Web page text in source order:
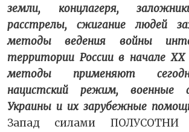
земли, концлагеря,
расстрелы, сжигание людей
методы ведения войны
территории России в начале
методы применяют
нацистский режим, военные
Украины и их зарубежные
Запад силами ПОЛУСОТНИ